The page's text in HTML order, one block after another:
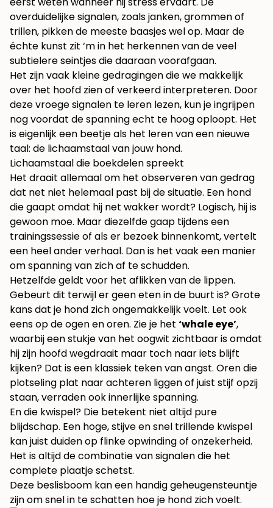
overduidelijke signalen, zoals janken, grommen of
trillen, pikken de meeste baasjes wel op. Maar de
échte kunst zit ‘m in het herkennen van de veel
subtielere seintjes die daaraan voorafgaan.
Het zijn vaak kleine gedragingen die we makkelijk
over het hoofd zien of verkeerd interpreteren. Door
deze vroege signalen te leren lezen, kun je ingrijpen
nog voordat de spanning echt te hoog oploopt. Het
is eigenlijk een beetje als het leren van een nieuwe
taal: de lichaamstaal van jouw hond.
Lichaamstaal die boekdelen spreekt
Het draait allemaal om het observeren van gedrag
dat net niet helemaal past bij de situatie. Een hond
die gaapt omdat hij net wakker wordt? Logisch, hij is
gewoon moe. Maar diezelfde gaap tijdens een
trainingssessie of als er bezoek binnenkomt, vertelt
een heel ander verhaal. Dan is het vaak een manier
om spanning van zich af te schudden.
Hetzelfde geldt voor het aflikken van de lippen.
Gebeurt dit terwijl er geen eten in de buurt is? Grote
kans dat je hond zich ongemakkelijk voelt. Let ook
eens op de ogen en oren. Zie je het ‘whale eye’,
waarbij een stukje van het oogwit zichtbaar is omdat
hij zijn hoofd wegdraait maar toch naar iets blijft
kijken? Dat is een klassiek teken van angst. Oren die
plotseling plat naar achteren liggen of juist stijf opzij
staan, verraden ook innerlijke spanning.
En die kwispel? Die betekent niet altijd pure
blijdschap. Een hoge, stijve en snel trillende kwispel
kan juist duiden op flinke opwinding of onzekerheid.
Het is altijd de combinatie van signalen die het
complete plaatje schetst.
Deze beslisboom kan een handig geheugensteuntje
zijn om snel in te schatten hoe je hond zich voelt.